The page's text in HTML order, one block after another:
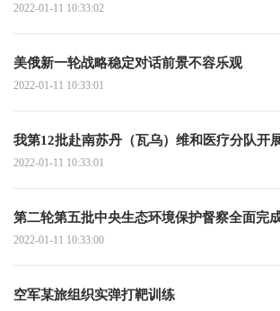
2022-01-11 10:33:02
美俄新一轮战略稳定对话前景不容乐观
2022-01-11 10:33:01
我第12批赴南苏丹（瓦乌）维和医疗分队开
2022-01-11 10:33:01
第二轮第五批中央生态环境保护督察全面完
2022-01-11 10:33:00
空军某旅组织实弹打靶训练